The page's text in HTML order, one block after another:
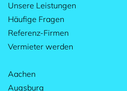
Unsere Leistungen
Häufige Fragen
Referenz-Firmen
Vermieter werden
Aachen
Augsburg